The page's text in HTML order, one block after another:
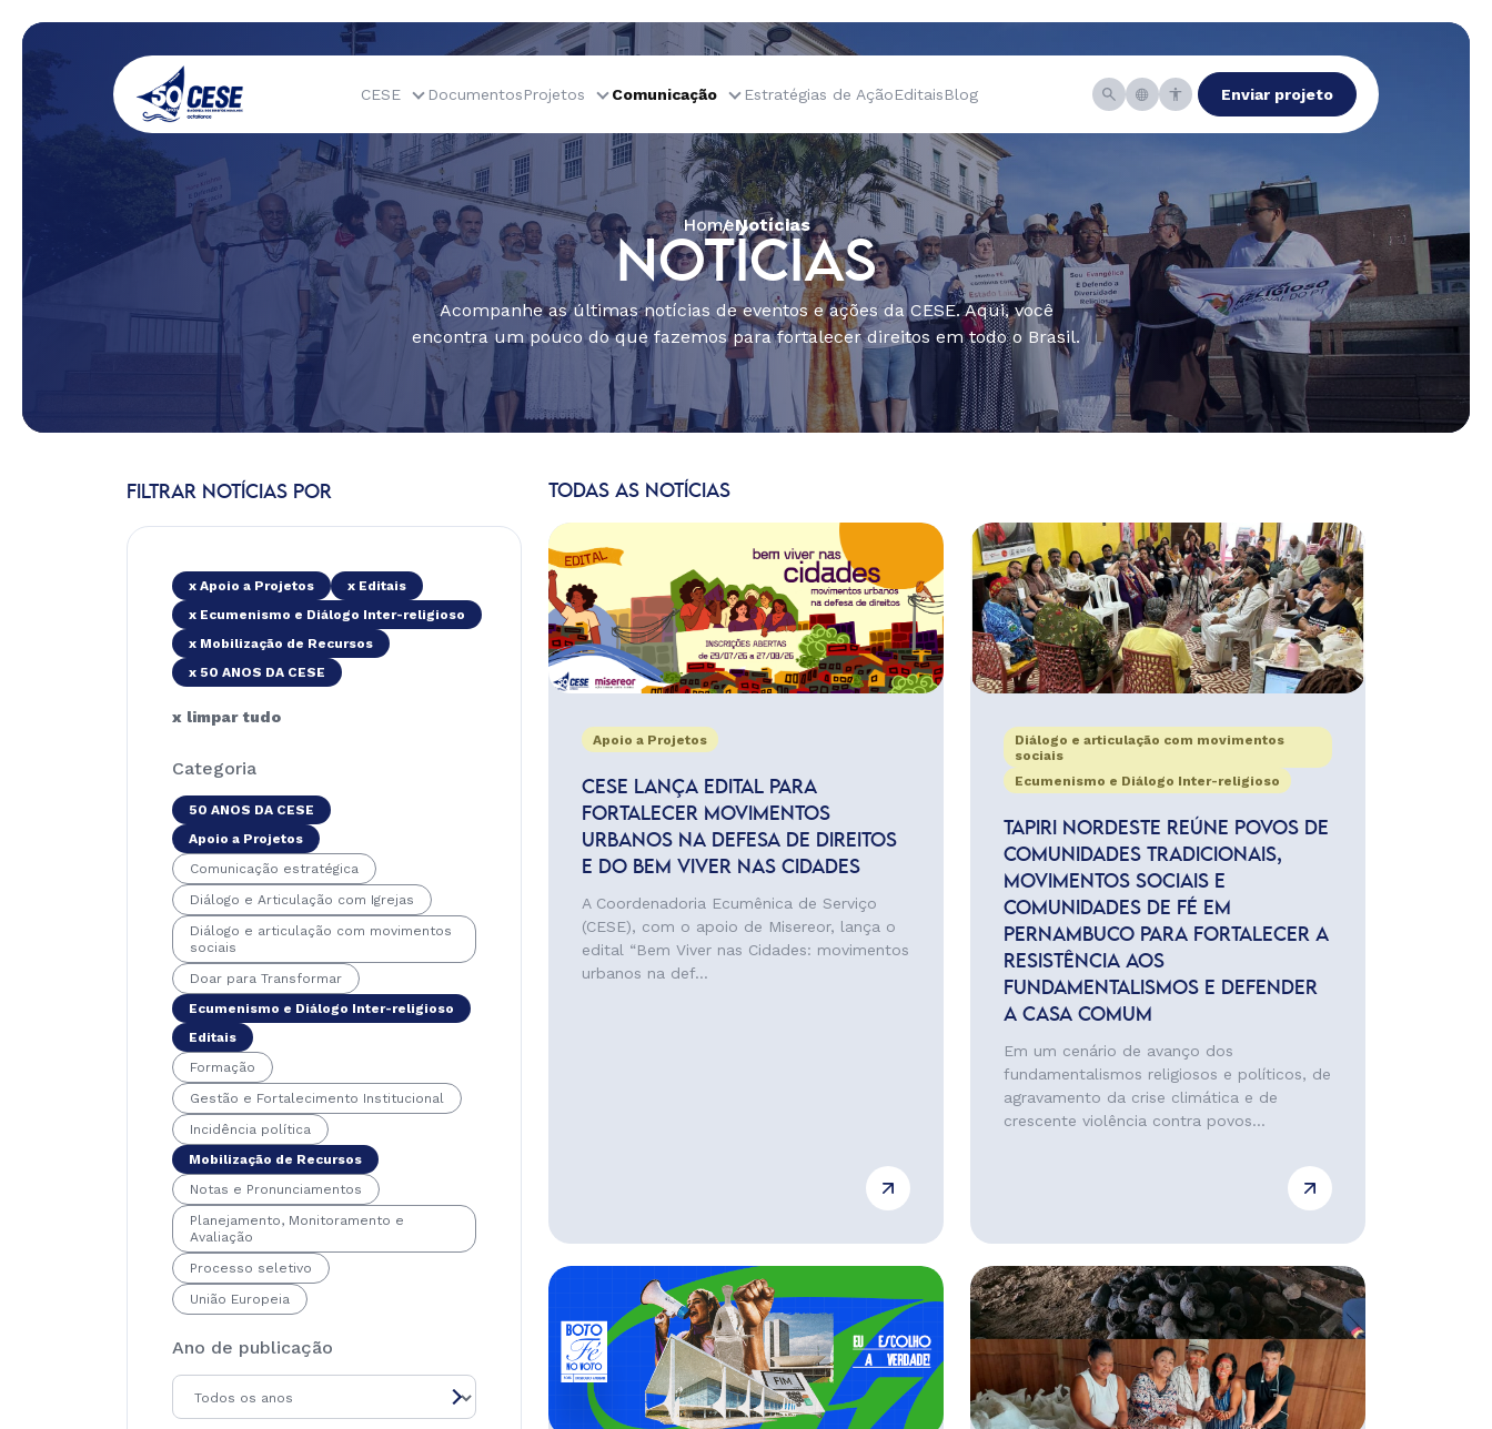
CESE DocumentosProjetos Comunicação Estratégias de AçãoEditaisBlog Enviar projeto
HomeNotícias
NOTÍCIAS
Acompanhe as últimas notícias de eventos e ações da CESE. Aqui, você
encontra um pouco do que fazemos para fortalecer direitos em todo o Brasil.
FILTRAR NOTÍCIAS POR
x Apoio a Projetos
x Editais
x Ecumenismo e Diálogo Inter-religioso
x Mobilização de Recursos
x 50 ANOS DA CESE
x limpar tudo
Categoria
50 ANOS DA CESE
Apoio a Projetos
Comunicação estratégica
Diálogo e Articulação com Igrejas
Diálogo e articulação com movimentos
sociais
Doar para Transformar
Ecumenismo e Diálogo Inter-religioso
Editais
Formação
Gestão e Fortalecimento Institucional
Incidência política
Mobilização de Recursos
Notas e Pronunciamentos
Planejamento, Monitoramento e
Avaliação
Processo seletivo
União Europeia
Ano de publicação
TODAS AS NOTÍCIAS
Apoio a Projetos
CESE LANÇA EDITAL PARA
FORTALECER MOVIMENTOS
URBANOS NA DEFESA DE DIREITOS
E DO BEM VIVER NAS CIDADES
A Coordenadoria Ecumênica de Serviço
(CESE), com o apoio de Misereor, lança o
edital “Bem Viver nas Cidades: movimentos
urbanos na def...
Diálogo e articulação com movimentos
sociais
Ecumenismo e Diálogo Inter-religioso
TAPIRI NORDESTE REÚNE POVOS DE
COMUNIDADES TRADICIONAIS,
MOVIMENTOS SOCIAIS E
COMUNIDADES DE FÉ EM
PERNAMBUCO PARA FORTALECER A
RESISTÊNCIA AOS
FUNDAMENTALISMOS E DEFENDER
A CASA COMUM
Em um cenário de avanço dos
fundamentalismos religiosos e políticos, de
agravamento da crise climática e de
crescente violência contra povos...